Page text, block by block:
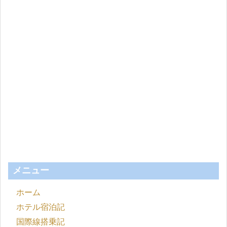
メニュー
ホーム
ホテル宿泊記
国際線搭乗記